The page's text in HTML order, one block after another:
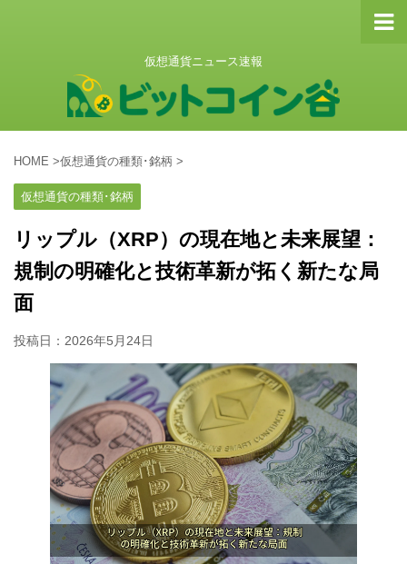
仮想通貨ニュース速報
HOME >仮想通貨の種類･銘柄 >
仮想通貨の種類･銘柄
リップル（XRP）の現在地と未来展望：
規制の明確化と技術革新が拓く新たな局
面
投稿日： 2026年5月24日